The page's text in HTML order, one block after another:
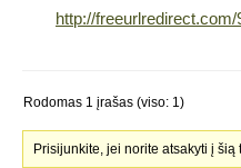
http://
Rodomas 1 įrašas (viso: 1)
Prisijunkite, jei norite atsakyti į šią